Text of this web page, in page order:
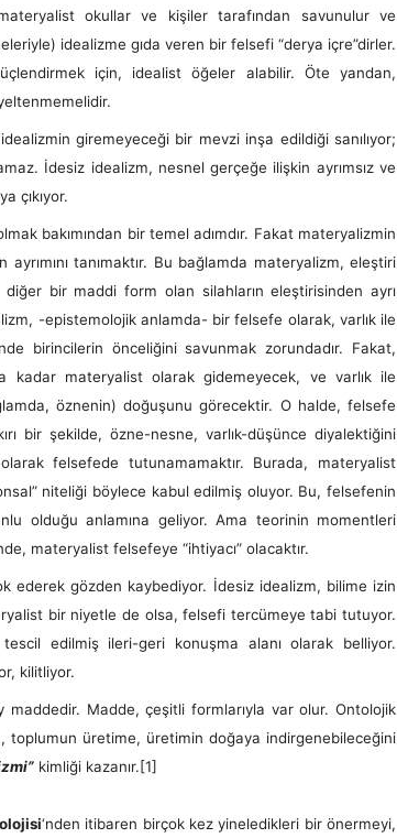
okullar ve kişiler tarafından savunulur ve
idealizme gıda veren bir felsefi “derya içre”dirler.
için, idealist öğeler alabilir. Öte yandan,
giremeyeceği bir mevzi inşa edildiği sanılıyor;
İdesiz idealizm, nesnel gerçeğe ilişkin ayrımsız ve
çıkıyor.
bir temel adımdır. Fakat materyalizmin
ayrımını tanımaktır. Bu bağlamda materyalizm, eleştiri
bir maddi form olan silahların eleştirisinden ayrı
-epistemolojik anlamda- bir felsefe olarak, varlık ile
birincilerin önceliğini savunmak zorundadır. Fakat,
materyalist olarak gidemeyecek, ve varlık ile
öznenin) doğuşunu görecektir. O halde, felsefe
bir şekilde, özne-nesne, varlık-düşünce diyalektiğini
felsefede tutunamamaktır. Burada, materyalist
niteliği böylece kabul edilmiş oluyor. Bu, felsefenin
olduğu anlamına geliyor. Ama teorinin momentleri
materyalist felsefeye “ihtiyacı” olacaktır.
gözden kaybediyor. İdesiz idealizm, bilime izin
bir niyetle de olsa, felsefi tercümeye tabi tutuyor.
edilmiş ileri-geri konuşma alanı olarak belliyor.
kilitliyor.
Madde, çeşitli formlarıyla var olur. Ontolojik
üretime, üretimin doğaya indirgenebileceğini
kimliği kazanır.[1]
‘nden itibaren birçok kez yineledikleri bir önermeyi,